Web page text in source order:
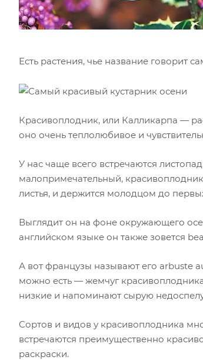
Есть растения, чье название говорит
Красивоплодник, или Калликарпа —
оно очень теплолюбивое и
У нас чаще всего встречаются
малопримечательный,
листья, и держится молодцом до
Выглядит он на фоне окружающего
английском языке он также зовется
А вот французы называют его arbuste
можно есть — жемчуг
низкие и напоминают сырую
Сортов и видов у красивоплодника
встречаются преимущественно
раскраски.